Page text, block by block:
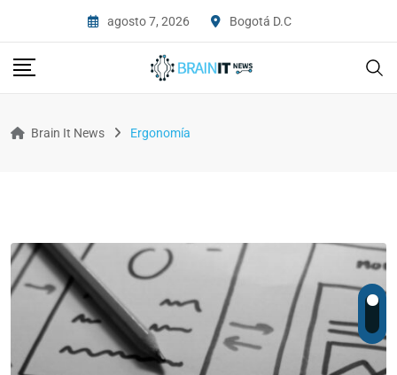
agosto 7, 2026 Bogotá D.C
Brain It News Ergonomía